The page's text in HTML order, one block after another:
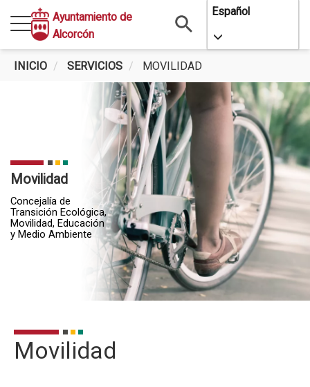
contenido
principal
Ayuntamiento de
Alcorcón
Español
Toggle
INICIO SERVICIOS MOVILIDAD
Movilidad
Concejalía de
Transición Ecológica,
Movilidad, Educación
y Medio Ambiente
Movilidad